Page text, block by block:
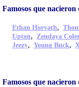
Famosos que
Ethan Horvath,
Upton, Zendaya
Jeezy, Young Buck,
Famosos que